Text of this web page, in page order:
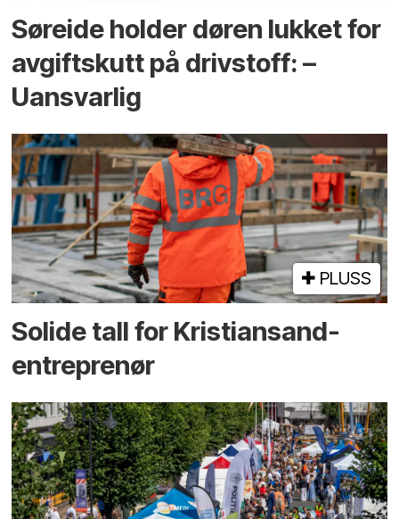
Søreide holder døren lukket for
avgiftskutt på drivstoff: –
Uansvarlig
PLUSS
Solide tall for Kristiansand-
entreprenør